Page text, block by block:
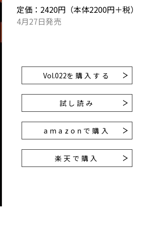
定価：2420円（本体2200円＋税）
4月27日発売
Vol.022を購入する
試し読み
amazonで購入
楽天で購入